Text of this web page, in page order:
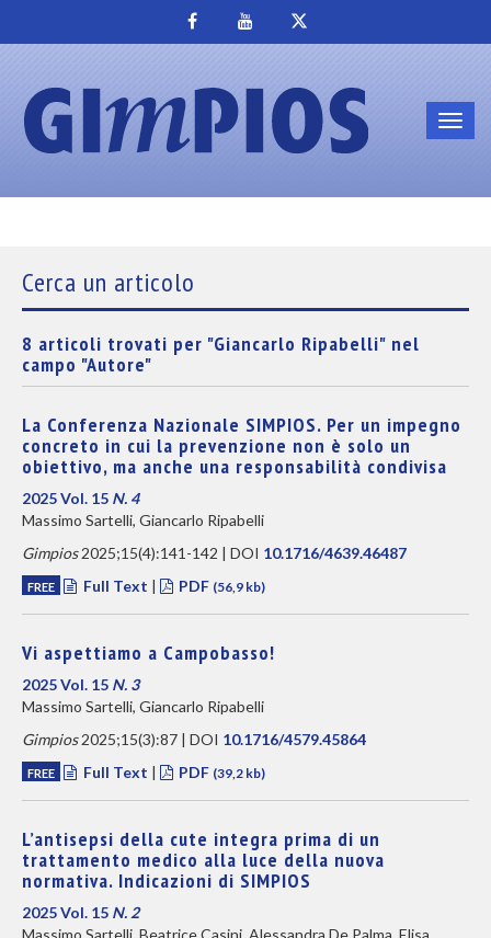
Cerca un articolo
8 articoli trovati per "Giancarlo Ripabelli" nel
campo "Autore"
La Conferenza Nazionale SIMPIOS. Per un impegno
concreto in cui la prevenzione non è solo un
obiettivo, ma anche una responsabilità condivisa
2025 Vol. 15 N. 4
Massimo Sartelli, Giancarlo Ripabelli
Gimpios2025;15(4):141-142 | DOI 10.1716/4639.46487
FREE Full Text | PDF (56,9 kb)
Vi aspettiamo a Campobasso!
2025 Vol. 15 N. 3
Massimo Sartelli, Giancarlo Ripabelli
Gimpios2025;15(3):87 | DOI 10.1716/4579.45864
FREE Full Text | PDF (39,2 kb)
L’antisepsi della cute integra prima di un
trattamento medico alla luce della nuova
normativa. Indicazioni di SIMPIOS
2025 Vol. 15 N. 2
Massimo Sartelli, Beatrice Casini, Alessandra De Palma, Elisa